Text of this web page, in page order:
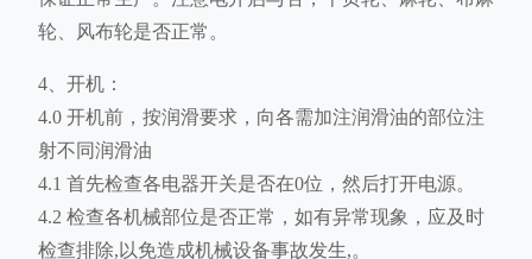
轮、风布轮是否正常。
4、开机：
4.0 开机前，按润滑要求，向各需加注润滑油的部位注
射不同润滑油
4.1 首先检查各电器开关是否在0位，然后打开电源。
4.2 检查各机械部位是否正常，如有异常现象，应及时
检查排除,以免造成机械设备事故发生,。